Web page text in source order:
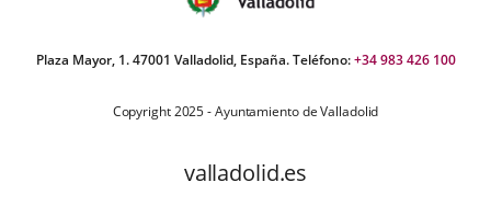
Plaza Mayor, 1. 47001 Valladolid, España. Teléfono:+34 983 426 100
Copyright 2025 - Ayuntamiento de Valladolid
valladolid.es